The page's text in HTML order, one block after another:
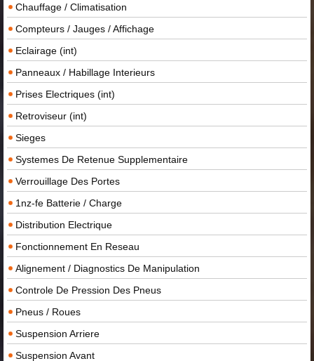
Chauffage / Climatisation
Compteurs / Jauges / Affichage
Eclairage (int)
Panneaux / Habillage Interieurs
Prises Electriques (int)
Retroviseur (int)
Sieges
Systemes De Retenue Supplementaire
Verrouillage Des Portes
1nz-fe Batterie / Charge
Distribution Electrique
Fonctionnement En Reseau
Alignement / Diagnostics De Manipulation
Controle De Pression Des Pneus
Pneus / Roues
Suspension Arriere
Suspension Avant